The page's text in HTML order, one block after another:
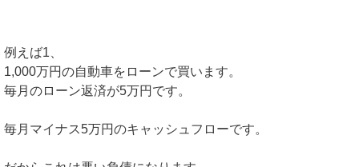
例えば1、
1,000万円の自動車をローンで買います。
毎月のローン返済が5万円です。
毎月マイナス5万円のキャッシュフローです。